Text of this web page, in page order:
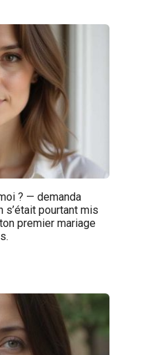
? — demanda
s’était pourtant mis
premier mariage